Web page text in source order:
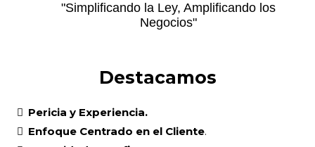
"Simplificando la Ley, Amplificando los
Negocios"
Destacamos
Pericia y Experiencia.
Enfoque Centrado en el Cliente.